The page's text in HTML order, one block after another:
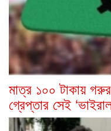
মাত্র ১০০ টাকায়
গ্রেপ্তার সেই